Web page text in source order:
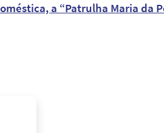
a “Patrulha Maria da